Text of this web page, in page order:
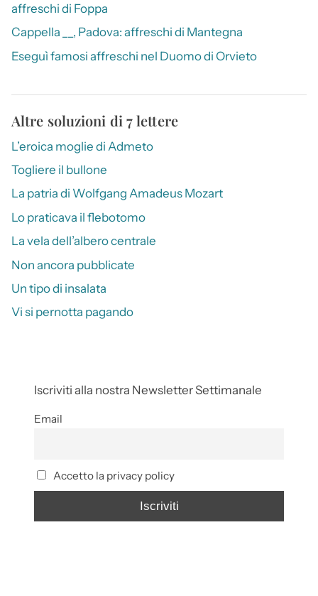
affreschi di Foppa
Cappella __, Padova: affreschi di Mantegna
Eseguì famosi affreschi nel Duomo di Orvieto
Altre soluzioni di 7 lettere
L’eroica moglie di Admeto
Togliere il bullone
La patria di Wolfgang Amadeus Mozart
Lo praticava il flebotomo
La vela dell’albero centrale
Non ancora pubblicate
Un tipo di insalata
Vi si pernotta pagando
Iscriviti alla nostra Newsletter Settimanale
Email
Accetto la privacy policy